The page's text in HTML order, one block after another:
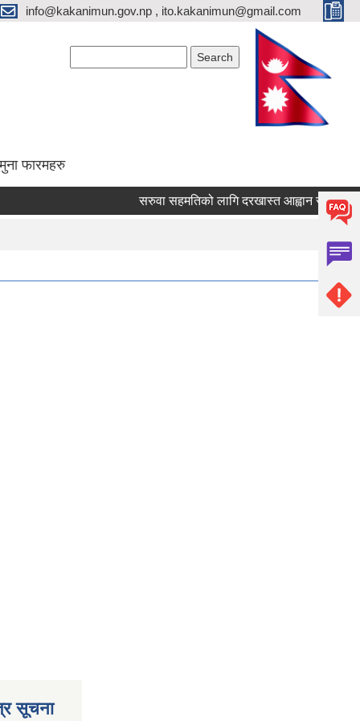
info@kakanimun.gov.np , ito.kakanimun@gmail.com
फारमहरु
सरुवा सहमतिको लागि दरखास्त आह्वान सम्बन्धमा ।
सूचना